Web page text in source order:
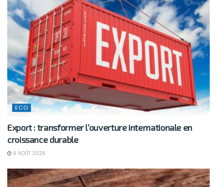
ECO
Export : transformer l’ouverture internationale en
croissance durable
6 AOÛT 2026